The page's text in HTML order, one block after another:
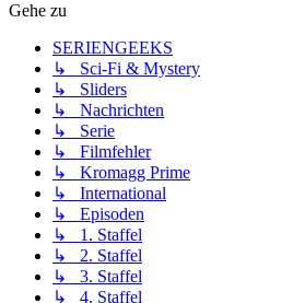
Gehe zu
SERIENGEEKS
↳ Sci-Fi & Mystery
↳ Sliders
↳ Nachrichten
↳ Serie
↳ Filmfehler
↳ Kromagg Prime
↳ International
↳ Episoden
↳ 1. Staffel
↳ 2. Staffel
↳ 3. Staffel
↳ 4. Staffel